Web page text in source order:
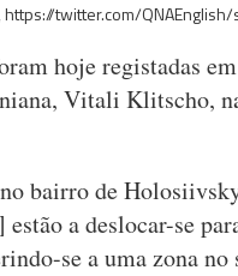
https://twitter.com/
hoje registadas
Vitali Klitscho,
bairro de
estão a deslocar-se
se a uma zona no